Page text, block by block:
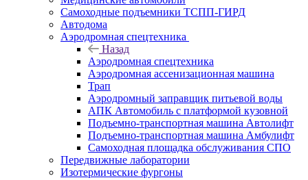
Самоходные подъемники ТСПП-ГИРД
Автодома
Аэродромная спецтехника
Назад
Аэродромная спецтехника
Аэродромная ассенизационная машина
Трап
Аэродромный заправщик питьевой воды
АПК Автомобиль с платформой кузовной
Подъемно-транспортная машина Автолифт
Подъемно-транспортная машина Амбулифт
Самоходная площадка обслуживания СПО
Передвижные лаборатории
Изотермические фургоны